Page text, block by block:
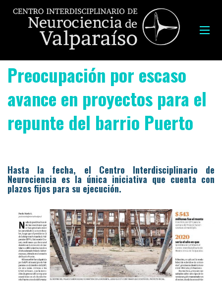
Preocupación por escaso
avance en proyectos para el
repunte del barrio Puerto
Hasta la fecha, el Centro Interdisciplinario de
Neurociencia es la única iniciativa que cuenta con
plazos fijos para su ejecución.